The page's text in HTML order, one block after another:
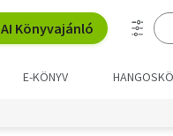
AI Könyvajánló
E-KÖNYV